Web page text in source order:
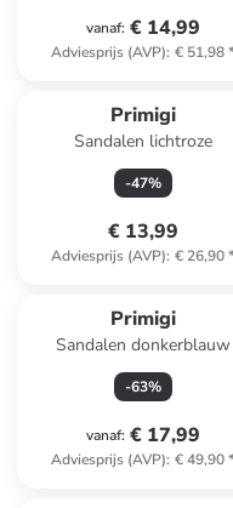
vanaf: € 14,99
Adviesprijs (AVP): € 51,98*
Primigi
Sandalen lichtroze
-47%
€ 13,99
Adviesprijs (AVP): € 26,90*
Primigi
Sandalen donkerblauw
-63%
vanaf: € 17,99
Adviesprijs (AVP): € 49,90*